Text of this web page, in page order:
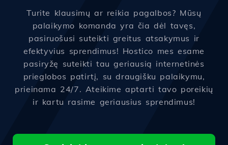
Turite klausimų ar reikia pagalbos? Mūsų
palaikymo komanda yra čia dėl tavęs,
pasiruošusi suteikti greitus atsakymus ir
efektyvius sprendimus! Hostico mes esame
pasiryžę suteikti tau geriausią internetinės
prieglobos patirtį, su draugišku palaikymu,
prieinama 24/7. Ateikime aptarti tavo poreikių
ir kartu rasime geriausius sprendimus!